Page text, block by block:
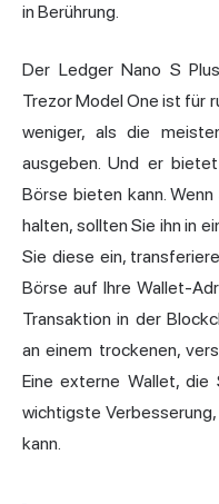
in Berührung.
Der Ledger Nano S
Trezor Model One ist für
weniger, als die
ausgeben. Und er
Börse bieten kann.
halten, sollten Sie ihn in
Sie diese ein,
Börse auf Ihre Wallet-
Transaktion in der
an einem trockenen,
Eine externe Wallet, die
wichtigste
kann.